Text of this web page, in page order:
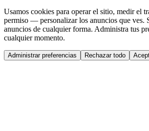
Usamos cookies para operar el sitio, medir el
permiso — personalizar los anuncios que ves.
anuncios de cualquier forma. Administra tus
cualquier momento.
Administrar preferencias Rechazar todo